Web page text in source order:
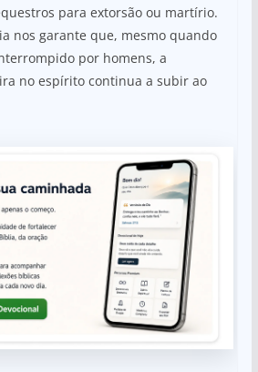
para extorsão ou martírio.
nos garante que, mesmo quando
por homens, a
no espírito continua a subir ao